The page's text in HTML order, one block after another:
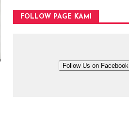
FOLLOW PAGE KAMI
Follow Us on Facebook